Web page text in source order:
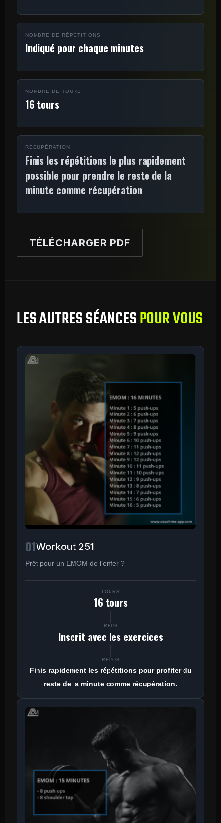
NOMBRE DE RÉPÉTITIONS
Indiqué pour chaque minutes
NOMBRE DE TOURS
16 tours
RÉCUPÉRATION
Finis les répétitions le plus rapidement
possible pour prendre le reste de la
minute comme récupération
TÉLÉCHARGER PDF
LES AUTRES SÉANCESPOUR VOUS
01Workout 251
Prêt pour un EMOM de l’enfer ?
TOURS
16 tours
REPS
Inscrit avec les exercices
REPOS
Finis rapidement les répétitions pour profiter du
reste de la minute comme récupération.